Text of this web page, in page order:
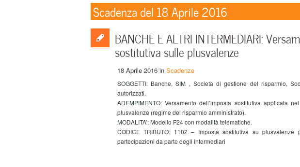
Scadenza del 18 Aprile 2016
BANCHE E ALTRI INTERMEDIARI:
sostitutiva sulle plusvalenze
18 Aprile 2016 in Scadenze
SOGGETTI: Banche, SIM , Società di gestione del risparmio,
autorizzati.
ADEMPIMENTO: Versamento dell’imposta sostitutiva applicata
plusvalenze (regime del risparmio amministrato).
MODALITA’: Modello F24 con modalità telematiche.
CODICE TRIBUTO: 1102 – Imposta sostitutiva su
partecipazioni da parte degli intermediari